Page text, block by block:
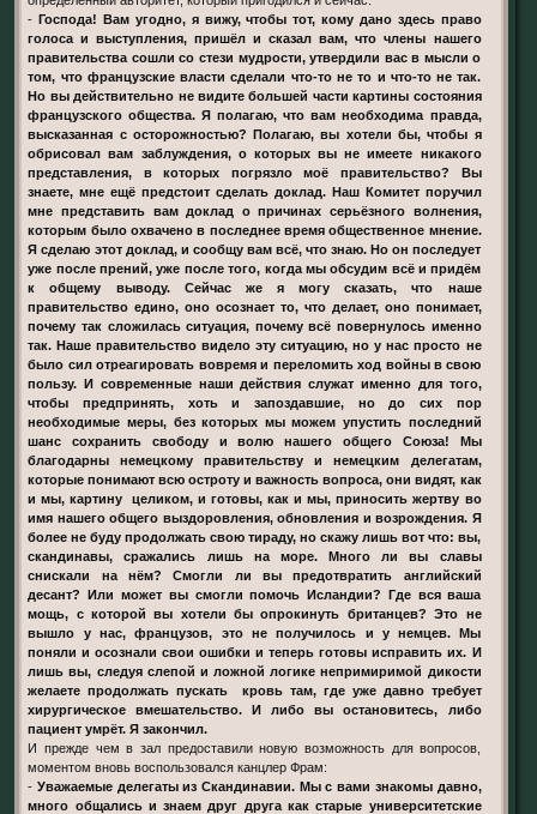
-Господа! Вам угодно, я вижу, чтобы тот, кому дано здесь право
голоса и выступления, пришёл и сказал вам, что члены нашего
правительства сошли со стези мудрости, утвердили вас в мысли о
том, что французские власти сделали что-то не то и что-то не так.
Но вы действительно не видите большей части картины состояния
французского общества. Я полагаю, что вам необходима правда,
высказанная с осторожностью? Полагаю, вы хотели бы, чтобы я
обрисовал вам заблуждения, о которых вы не имеете никакого
представления, в которых погрязло моё правительство? Вы
знаете, мне ещё предстоит сделать доклад. Наш Комитет поручил
мне представить вам доклад о причинах серьёзного волнения,
которым было охвачено в последнее время общественное мнение.
Я сделаю этот доклад, и сообщу вам всё, что знаю. Но он последует
уже после прений, уже после того, когда мы обсудим всё и придём
к общему выводу. Сейчас же я могу сказать, что наше
правительство едино, оно осознает то, что делает, оно понимает,
почему так сложилась ситуация, почему всё повернулось именно
так. Наше правительство видело эту ситуацию, но у нас просто не
было сил отреагировать вовремя и переломить ход войны в свою
пользу. И современные наши действия служат именно для того,
чтобы предпринять, хоть и запоздавшие, но до сих пор
необходимые меры, без которых мы можем упустить последний
шанс сохранить свободу и волю нашего общего Союза! Мы
благодарны немецкому правительству и немецким делегатам,
которые понимают всю остроту и важность вопроса, они видят, как
и мы, картину целиком, и готовы, как и мы, приносить жертву во
имя нашего общего выздоровления, обновления и возрождения. Я
более не буду продолжать свою тираду, но скажу лишь вот что: вы,
скандинавы, сражались лишь на море. Много ли вы славы
снискали на нём? Смогли ли вы предотвратить английский
десант? Или может вы смогли помочь Исландии? Где вся ваша
мощь, с которой вы хотели бы опрокинуть британцев? Это не
вышло у нас, французов, это не получилось и у немцев. Мы
поняли и осознали свои ошибки и теперь готовы исправить их. И
лишь вы, следуя слепой и ложной логике непримиримой дикости
желаете продолжать пускать кровь там, где уже давно требует
хирургическое вмешательство. И либо вы остановитесь, либо
пациент умрёт. Я закончил.
И прежде чем в зал предоставили новую возможность для вопросов,
моментом вновь воспользовался канцлер Фрам:
-Уважаемые делегаты из Скандинавии. Мы с вами знакомы давно,
много общались и знаем друг друга как старые университетские